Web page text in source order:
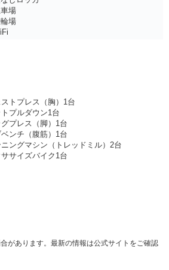
場
場
トプレス（胸）1台
プルダウン1台
グプレス（脚）1台
ンチ（腹筋）1台
ニングマシン（トレッドミル）2台
サイズバイク1台
があります。最新の情報は公式サイトをご確認